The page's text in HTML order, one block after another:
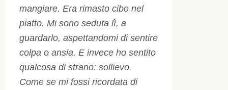
mangiare. Era rimasto cibo nel
piatto. Mi sono seduta lì, a
guardarlo, aspettandomi di sentire
colpa o ansia. E invece ho sentito
qualcosa di strano: sollievo.
Come se mi fossi ricordata di